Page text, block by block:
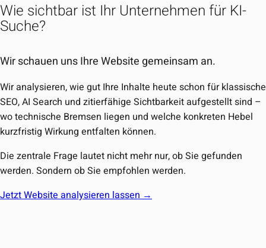
Wie sichtbar ist Ihr Unternehmen für KI-
Suche?
Wir schauen uns Ihre Website gemeinsam an.
Wir analysieren, wie gut Ihre Inhalte heute schon für klassische
SEO, AI Search und zitierfähige Sichtbarkeit aufgestellt sind –
wo technische Bremsen liegen und welche konkreten Hebel
kurzfristig Wirkung entfalten können.
Die zentrale Frage lautet nicht mehr nur, ob Sie gefunden
werden. Sondern ob Sie empfohlen werden.
Jetzt Website analysieren lassen →